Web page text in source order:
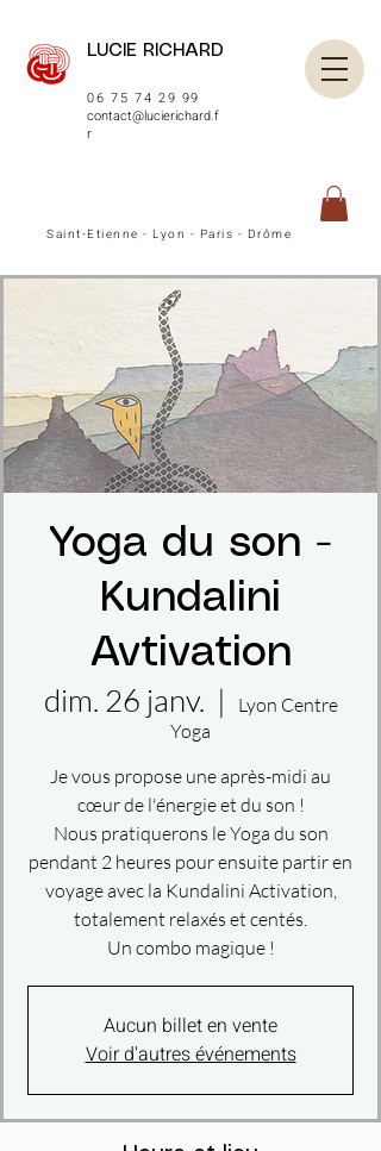
LUCIE RICHARD
06 75 74 29 99
contact@lucierichard.f
r
Saint-Etienne - Lyon - Paris - Drôme
Yoga du son -
Kundalini
Avtivation
dim. 26 janv.
  |
Lyon Centre
Yoga
Je vous propose une après-midi au
cœur de l'énergie et du son !
Nous pratiquerons le Yoga du son
pendant 2 heures pour ensuite partir en
voyage avec la Kundalini Activation,
totalement relaxés et centés.
Un combo magique !
Aucun billet en vente
Voir d'autres événements